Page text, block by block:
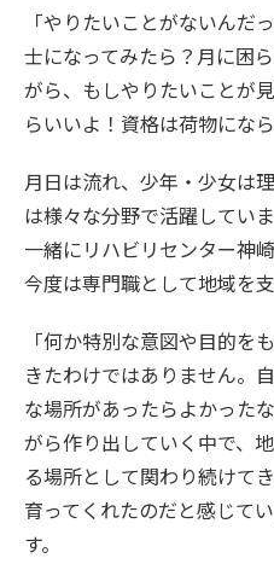
「やりたいことがないんだ
士になってみたら？月に困
がら、もしやりたいことが
らいいよ！資格は荷物にな
月日は流れ、少年・少女は
は様々な分野で活躍してい
一緒にリハビリセンター神
今度は専門職として地域を
「何か特別な意図や目的を
きたわけではありません。
な場所があったらよかった
がら作り出していく中で、
る場所として関わり続けて
育ってくれたのだと感じて
す。